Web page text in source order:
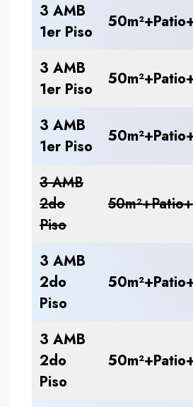
3 AMB
1er Piso
3 AMB
1er Piso
3 AMB
1er Piso
3 AMB
2do
Piso
3 AMB
2do
Piso
3 AMB
2do
Piso